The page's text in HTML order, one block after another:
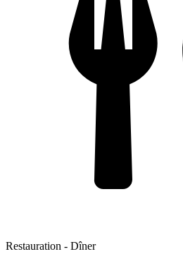
Restauration - Dîner